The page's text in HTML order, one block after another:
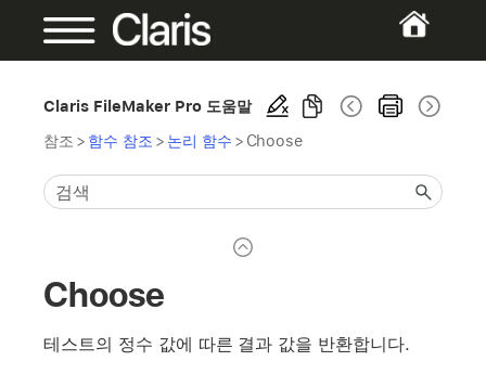
Claris FileMaker Pro 도움말
참조 > 함수 참조 > 논리 함수 > Choose
Choose
테스트의 정수 값에 따른 결과 값을 반환합니다.